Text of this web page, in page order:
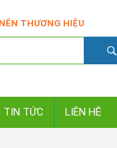
THƯƠNG HIỆU
TIN TỨC LIÊN HỆ